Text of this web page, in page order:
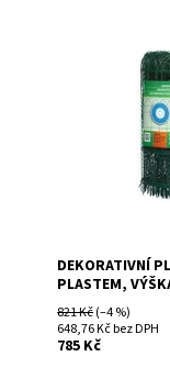
je
dráty zvlněné
DEKORATIVNÍ
PLASTEM,
821 Kč(–4 %)
648,76 Kč bez DPH
785 Kč